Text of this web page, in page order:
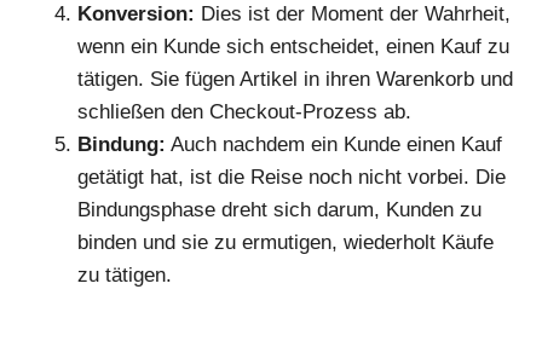
Konversion: Dies ist der Moment der Wahrheit,
wenn ein Kunde sich entscheidet, einen Kauf zu
tätigen. Sie fügen Artikel in ihren Warenkorb und
schließen den Checkout-Prozess ab.
Bindung: Auch nachdem ein Kunde einen Kauf
getätigt hat, ist die Reise noch nicht vorbei. Die
Bindungsphase dreht sich darum, Kunden zu
binden und sie zu ermutigen, wiederholt Käufe
zu tätigen.